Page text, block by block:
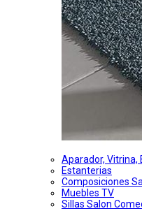
Aparador, Vitrina,
Estanterias
Composiciones
Muebles TV
Sillas Salon